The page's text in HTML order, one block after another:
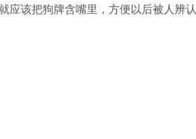
应该把狗牌含嘴里，方便以后被人辨认